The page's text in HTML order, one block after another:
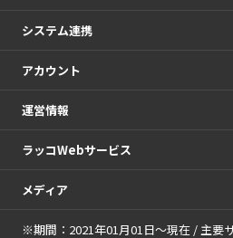
システム連携
アカウント
運営情報
ラッコWebサービス
メディア
※期間：2021年01月01日～現在 / 主要